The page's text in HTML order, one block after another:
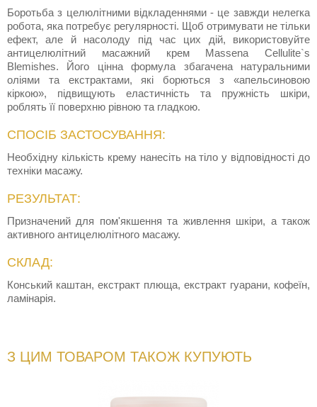
Боротьба з целюлітними відкладеннями - це завжди нелегка
робота, яка потребує регулярності. Щоб отримувати не тільки
ефект, але й насолоду під час цих дій, використовуйте
антицелюлітний масажний крем Massena Cellulite`s
Blemishes. Його цінна формула збагачена натуральними
оліями та екстрактами, які борються з «апельсиновою
кіркою», підвищують еластичність та пружність шкіри,
роблять її поверхню рівною та гладкою.
СПОСІБ ЗАСТОСУВАННЯ:
Необхідну кількість крему нанесіть на тіло у відповідності до
техніки масажу.
РЕЗУЛЬТАТ:
Призначений для пом'якшення та живлення шкіри, а також
активного антицелюлітного масажу.
СКЛАД:
Конський каштан, екстракт плюща, екстракт гуарани, кофеїн,
ламінарія.
З ЦИМ ТОВАРОМ ТАКОЖ КУПУЮТЬ